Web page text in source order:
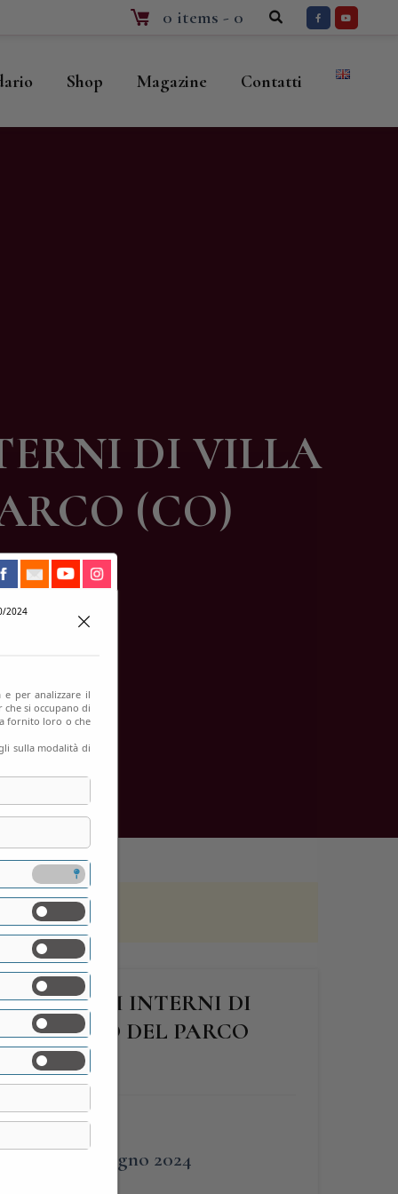
0 items - 0
Shop Magazine Contatti
DI VILLA
(CO)
SALOTTI INTERNI DI
ANZANO DEL PARCO
30 Giugno 2024
2024
per analizzare il
si occupano di
fornito loro o che
sulla modalità di